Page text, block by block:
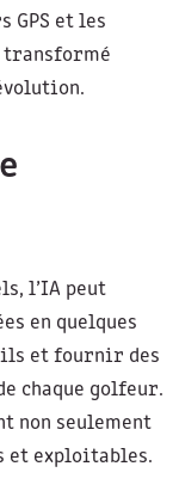
GPS et les
transformé
l’IA peut
en quelques
et fournir des
chaque golfeur.
non seulement
et exploitables.